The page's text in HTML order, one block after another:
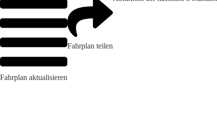
Fahrplan aktualisieren
Fahrplan teilen